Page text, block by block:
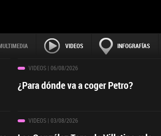
VIDEOS INFOGRAFÍAS
VIDEOS| 06/08/2026
¿Para dónde va a coger Petro?
VIDEOS| 03/08/2026